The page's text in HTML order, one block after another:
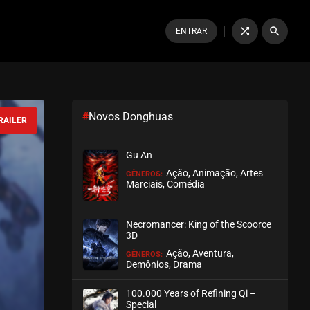
ENTRAR shuffle search
#Novos Donghuas
Gu An
GÊNEROS: Ação, Animação, Artes
Marciais, Comédia
Necromancer: King of the Scoorce
3D
GÊNEROS: Ação, Aventura,
Demônios, Drama
100.000 Years of Refining Qi –
Special